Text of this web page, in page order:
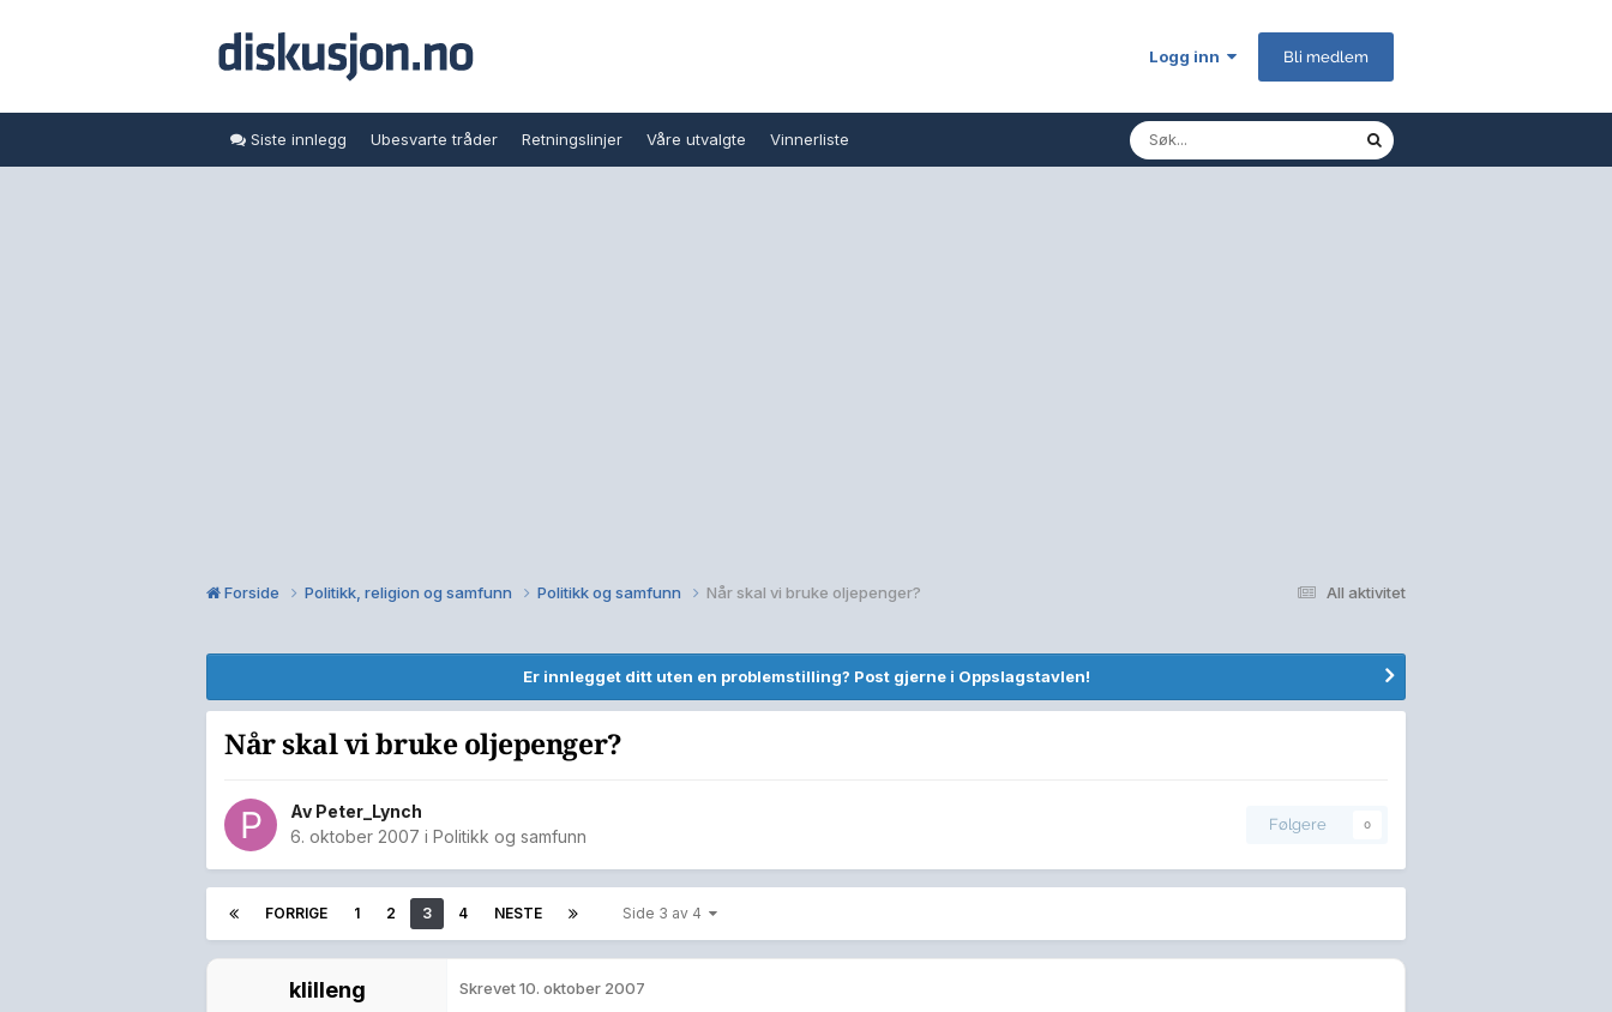
Logg inn Bli medlem
Siste innlegg Ubesvarte tråder Retningslinjer Våre utvalgte Vinnerliste
All aktivitet
Forside Politikk, religion og samfunn Politikk og samfunn Når skal vi bruke oljepenger?
Er innlegget ditt uten en problemstilling? Post gjerne i Oppslagstavlen!
Når skal vi bruke oljepenger?
Av Peter_Lynch
6. oktober 2007 i Politikk og samfunn
Følgere 0
FORRIGE 1 2 3 4 NESTE Side 3 av 4
klilleng Skrevet10. oktober 2007